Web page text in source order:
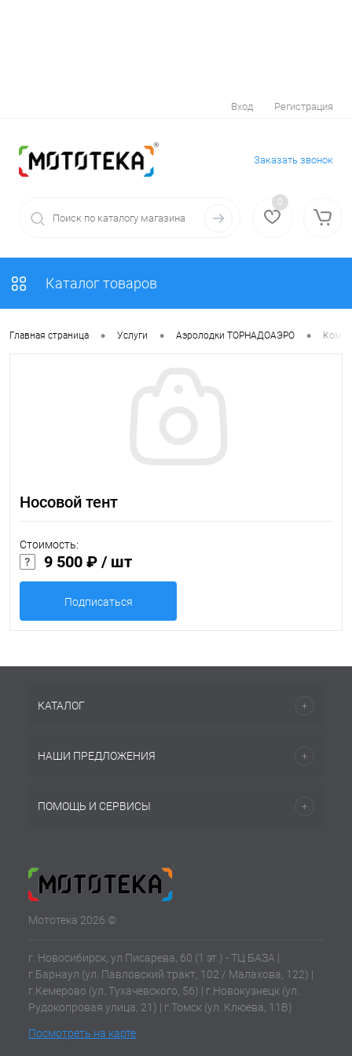
Вход Регистрация
Заказать звонок
0
Каталог товаров
Главная страница • Услуги • Аэролодки ТОРНАДОАЭРО •
Носовой тент
Стоимость:
9 500 ₽ / шт
Подписаться
КАТАЛОГ
НАШИ ПРЕДЛОЖЕНИЯ
ПОМОЩЬ И СЕРВИСЫ
Мототека 2026 ©
г. Новосибирск, ул Писарева, 60 (1 эт.) - ТЦ БАЗА |
г.Барнаул (ул. Павловский тракт, 102 / Малахова, 122) |
г.Кемерово (ул. Тухачевского, 56) | г.Новокузнецк (ул.
Рудокопровая улица, 21) | г.Томск (ул. Клюева, 11В)
Посмотреть на карте